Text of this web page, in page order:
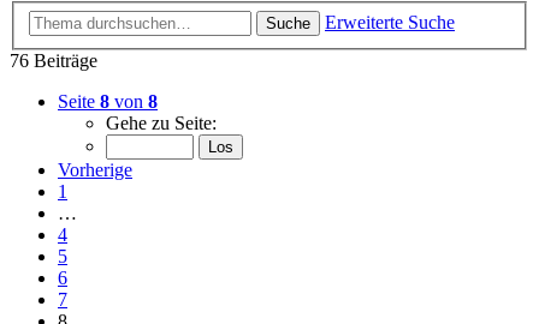
Suche
Erweiterte Suche
76 Beiträge
Seite 8 von 8
Gehe zu Seite:
Vorherige
1
…
4
5
6
7